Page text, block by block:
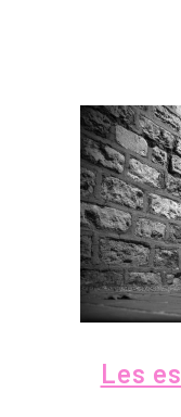
Les